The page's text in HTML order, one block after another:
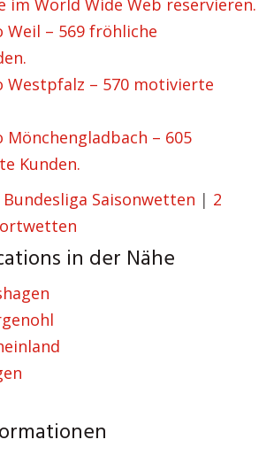
im World Wide Web reservieren.
Weil – 569 fröhliche
Westpfalz – 570 motivierte
Mönchengladbach – 605
Kunden.
Bundesliga Saisonwetten | 2
in der Nähe